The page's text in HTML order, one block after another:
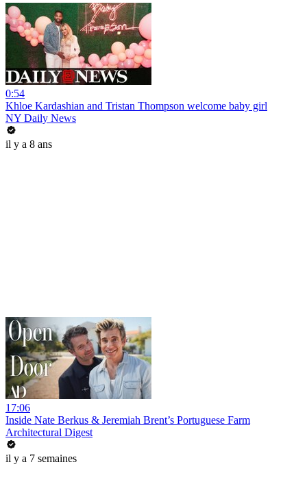
0:54
Khloe Kardashian and Tristan Thompson welcome baby girl
NY Daily News
il y a 8 ans
17:06
Inside Nate Berkus & Jeremiah Brent’s Portuguese Farm
Architectural Digest
il y a 7 semaines